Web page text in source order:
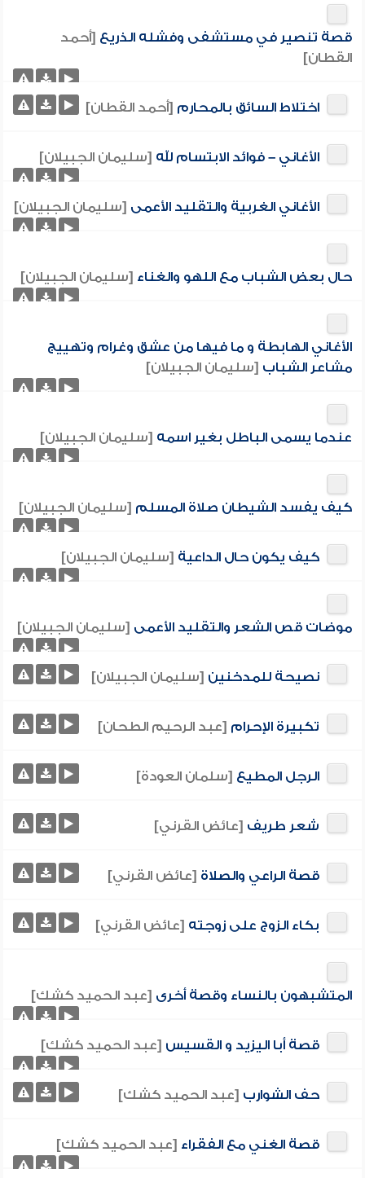
قصة تنصير في مستشفى وفشله الذريع [أحمد
القطان]
اختلاط السائق بالمحارم [أحمد القطان]
الأغاني – فوائد الابتسام لله [سليمان الجبيلان]
الأغاني الغربية والتقليد الأعمى [سليمان الجبيلان]
حال بعض الشباب مع اللهو والغناء [سليمان الجبيلان]
الأغاني الهابطة و ما فيها من عشق وغرام وتهييج
مشاعر الشباب [سليمان الجبيلان]
عندما يسمى الباطل بغير اسمه [سليمان الجبيلان]
كيف يفسد الشيطان صلاة المسلم [سليمان الجبيلان]
كيف يكون حال الداعية [سليمان الجبيلان]
موضات قص الشعر والتقليد الأعمى [سليمان الجبيلان]
نصيحة للمدخنين [سليمان الجبيلان]
تكبيرة الإحرام [عبد الرحيم الطحان]
الرجل المطيع [سلمان العودة]
شعر طريف [عائض القرني]
قصة الراعي والصلاة [عائض القرني]
بكاء الزوج على زوجته [عائض القرني]
المتشبهون بالنساء وقصة أخرى [عبد الحميد كشك]
قصة أبا اليزيد و القسيس [عبد الحميد كشك]
حف الشوارب [عبد الحميد كشك]
قصة الغني مع الفقراء [عبد الحميد كشك]